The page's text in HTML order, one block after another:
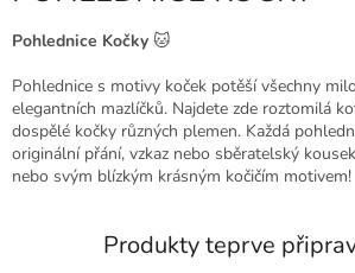
Pohlednice Kočky 🐱
Pohlednice s motivy koček potěší všechny
elegantních mazlíčků. Najdete zde roztomilá
dospělé kočky různých plemen. Každá
originální přání, vzkaz nebo sběratelský
nebo svým blízkým krásným kočičím motivem!
Produkty teprve